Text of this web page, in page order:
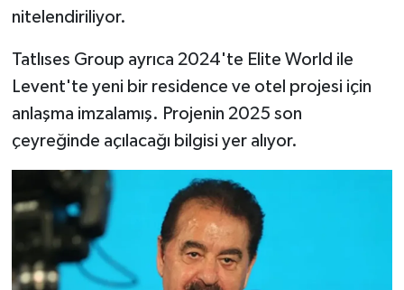
nitelendiriliyor.
Tatlıses Group ayrıca 2024'te Elite World ile
Levent'te yeni bir residence ve otel projesi için
anlaşma imzalamış. Projenin 2025 son
çeyreğinde açılacağı bilgisi yer alıyor.